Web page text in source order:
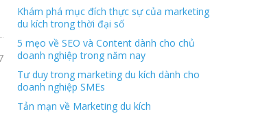
Khám phá mục đích thực sự của marketing
du kích trong thời đại số
5 mẹo về SEO và Content dành cho chủ
doanh nghiệp trong năm nay
Tư duy trong marketing du kích dành cho
doanh nghiệp SMEs
Tản mạn về Marketing du kích